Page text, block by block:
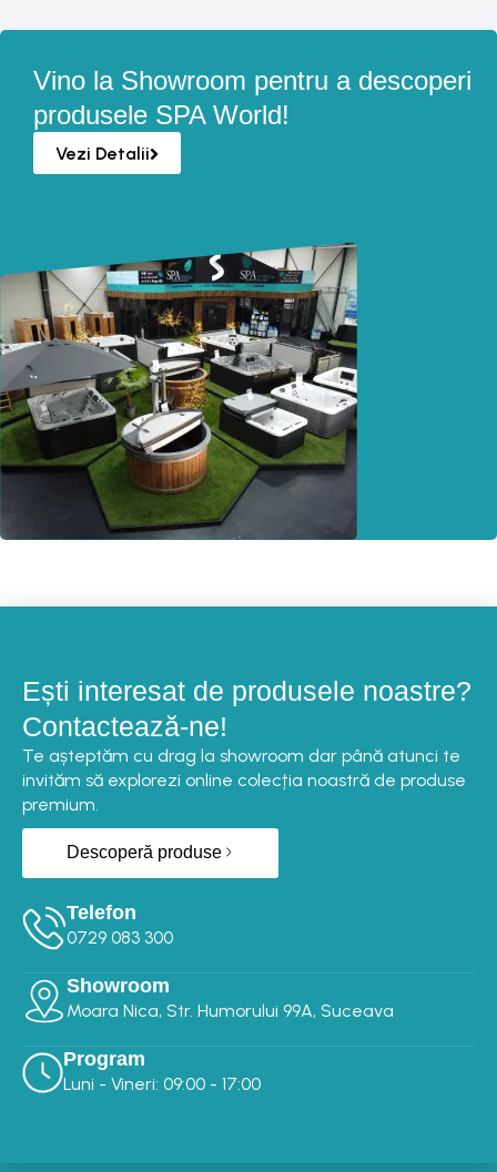
Vino la Showroom pentru a descoperi
produsele SPA World!
Vezi Detalii
Ești interesat de produsele noastre?
Contactează-ne!
Te așteptăm cu drag la showroom dar până atunci te
invităm să explorezi online colecția noastră de produse
premium.
Descoperă produse
Telefon
0729 083 300‬‬
Showroom
Moara Nica, Str. Humorului 99A, Suceava
Program
Luni - Vineri: 09:00 - 17:00